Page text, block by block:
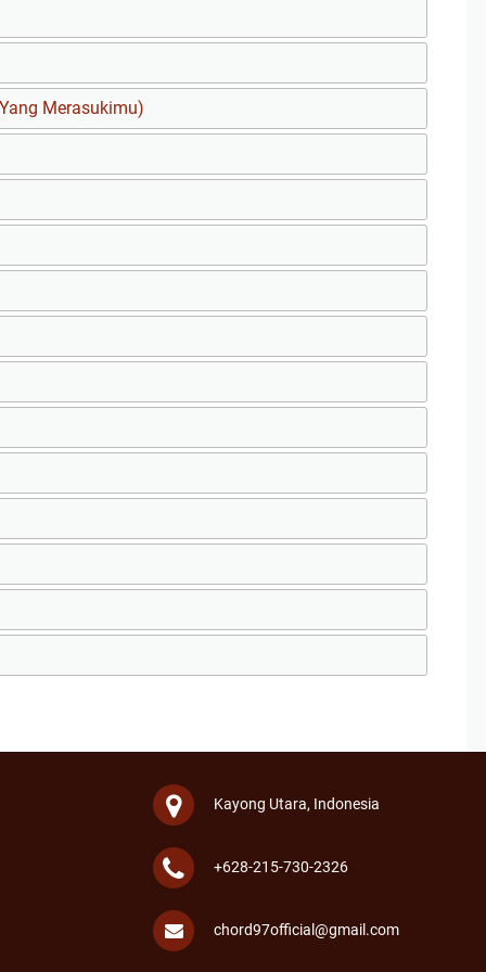
Merasukimu)
Kayong Utara, Indonesia
+628-215-730-2326
chord97official@gmail.com